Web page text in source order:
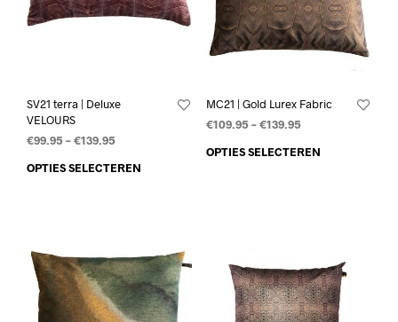
SV21 terra | Deluxe
VELOURS
€99.95–€139.95
OPTIES SELECTEREN
MC21 | Gold Lurex Fabric
€109.95–€139.95
OPTIES SELECTEREN